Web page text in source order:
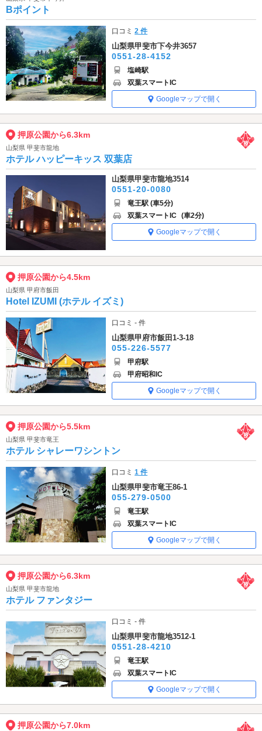
Bポイント
口コミ2 件
山梨県甲斐市下今井3657
0551-28-4152
塩崎駅
双葉スマートIC
Googleマップで開く
押原公園から6.3km
山梨県 甲斐市龍地
ホテル ハッピーキッス 双葉店
山梨県甲斐市龍地3514
0551-20-0080
竜王駅 (車5分)
双葉スマートIC (車2分)
Googleマップで開く
押原公園から4.5km
山梨県 甲府市飯田
Hotel IZUMI (ホテル イズミ)
口コミ - 件
山梨県甲府市飯田1-3-18
055-226-5577
甲府駅
甲府昭和IC
Googleマップで開く
押原公園から5.5km
山梨県 甲斐市竜王
ホテル シャレーワシントン
口コミ1 件
山梨県甲斐市竜王86-1
055-279-0500
竜王駅
双葉スマートIC
Googleマップで開く
押原公園から6.3km
山梨県 甲斐市龍地
ホテル ファンタジー
口コミ - 件
山梨県甲斐市龍地3512-1
0551-28-4210
竜王駅
双葉スマートIC
Googleマップで開く
押原公園から7.0km